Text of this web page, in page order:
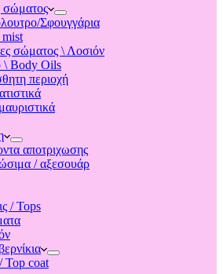
σώματος
Σφουγγάρια
σώματος \ Λοσιόν
\ Body Oils
περιοχή
αποτριχωσης
/ αξεσουάρ
/ Tops
Top coat